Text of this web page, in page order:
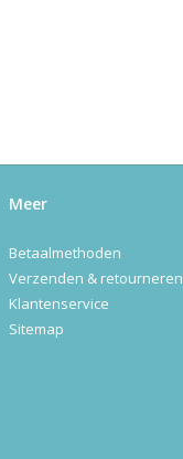
Meer
Betaalmethoden
Verzenden & retourneren
Klantenservice
Sitemap